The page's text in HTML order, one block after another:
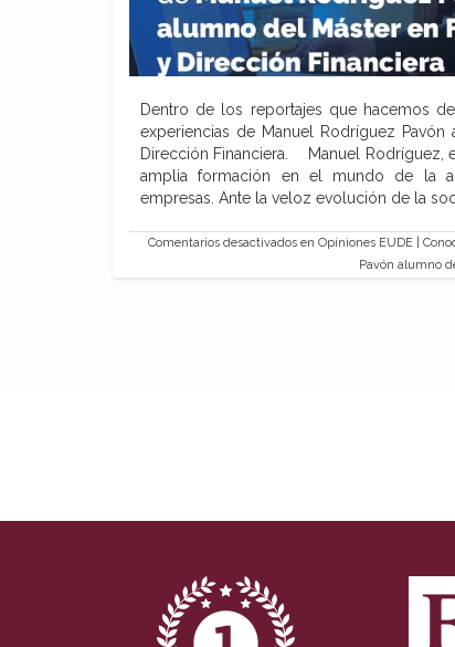
Dentro de los reportajes que hacemos
experiencias de Manuel Rodríguez
Dirección Financiera. Manuel Rodríguez,
amplia formación en el mundo de la
empresas. Ante la veloz evolución de la
Comentarios desactivados en Opiniones EUDE |
Pavón alumno